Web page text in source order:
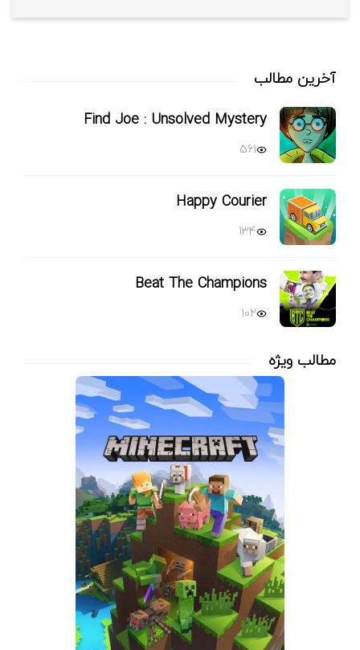
آخرین مطالب
Find Joe : Unsolved Mystery
561
Happy Courier
134
Beat The Champions
102
مطالب ویژه